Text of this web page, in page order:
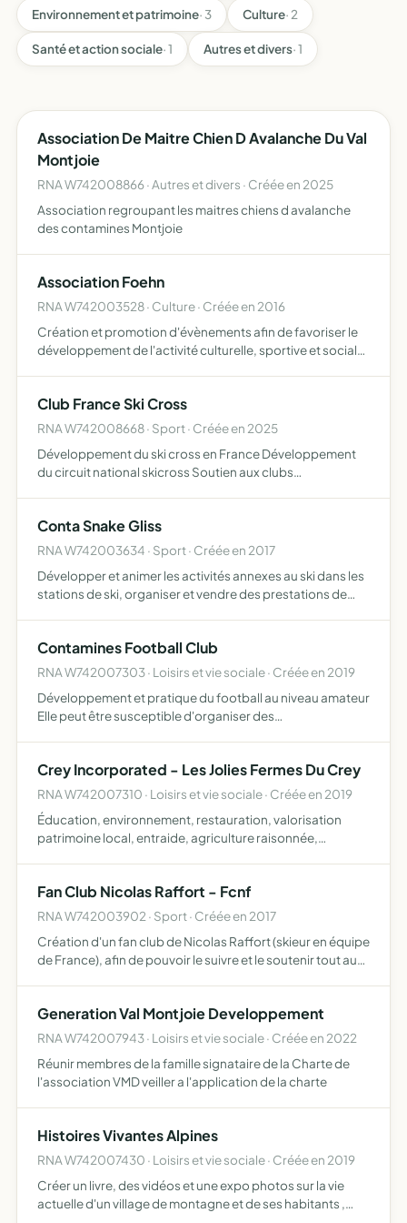
Environnement et patrimoine· 3 Culture· 2
Santé et action sociale· 1 Autres et divers· 1
Association De Maitre Chien D Avalanche Du Val
Montjoie
RNA W742008866 · Autres et divers · Créée en 2025
Association regroupant les maitres chiens d avalanche
des contamines Montjoie
Association Foehn
RNA W742003528 · Culture · Créée en 2016
Création et promotion d'évènements afin de favoriser le
développement de l'activité culturelle, sportive et sociale
Club France Ski Cross
RNA W742008668 · Sport · Créée en 2025
Développement du ski cross en France Développement
du circuit national skicross Soutien aux clubs
Comité de Ski Cr…
Conta Snake Gliss
RNA W742003634 · Sport · Créée en 2017
Développer et animer les activités annexes au ski dans les
stations de ski, organiser et vendre des prestations de
Contamines Football Club
RNA W742007303 · Loisirs et vie sociale · Créée en 2019
Développement et pratique du football au niveau amateur
Elle peut être susceptible d'organiser des
financiers qui per…
Crey Incorporated - Les Jolies Fermes Du Crey
RNA W742007310 · Loisirs et vie sociale · Créée en 2019
Éducation, environnement, restauration, valorisation
patrimoine local, entraide, agriculture raisonnée,
festifs, accue…
Fan Club Nicolas Raffort - Fcnf
RNA W742003902 · Sport · Créée en 2017
Création d'un fan club de Nicolas Raffort (skieur en équipe
de France), afin de pouvoir le suivre et le soutenir tout au
Generation Val Montjoie Developpement
RNA W742007943 · Loisirs et vie sociale · Créée en 2022
Réunir membres de la famille signataire de la Charte de
l'association VMD veiller a l'application de la charte
Histoires Vivantes Alpines
RNA W742007430 · Loisirs et vie sociale · Créée en 2019
Créer un livre, des vidéos et une expo photos sur la vie
actuelle d'un village de montagne et de ses habitants ,